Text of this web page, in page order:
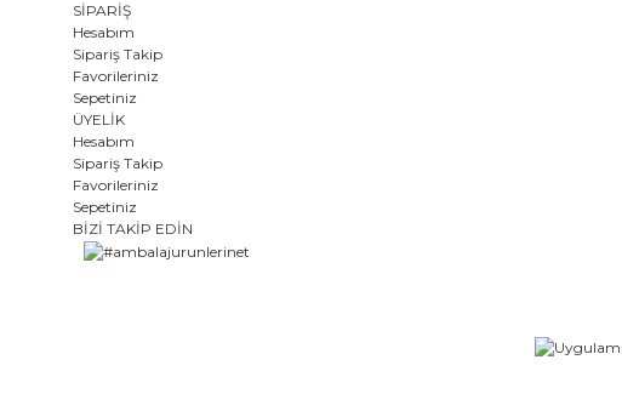
SİPARİŞ
Hesabım
Sipariş Takip
Favorileriniz
Sepetiniz
ÜYELİK
Hesabım
Sipariş Takip
Favorileriniz
Sepetiniz
BİZİ TAKİP EDİN